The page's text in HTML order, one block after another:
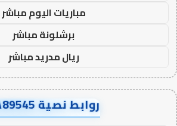
مباريات اليوم مباشر
برشلونة مباشر
ريال مدريد مباشر
روابط نصية AA89545